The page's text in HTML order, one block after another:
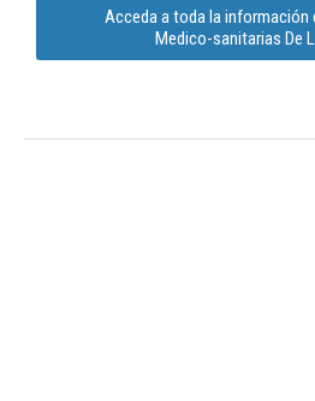
Acceda a toda la información
Medico-sanitarias De